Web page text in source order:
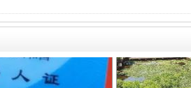
未来5年